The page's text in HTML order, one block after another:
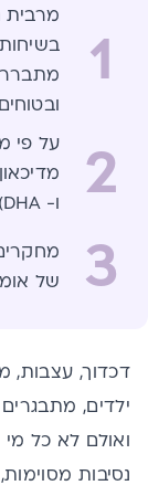
1
מרבית
מתברר
2
על פי
ו- DHA)
3
של אומגה 3 יעיל יותר מטיפול
דכדוך, עצבות,
ילדים,
ואולם לא כל
נסיבות